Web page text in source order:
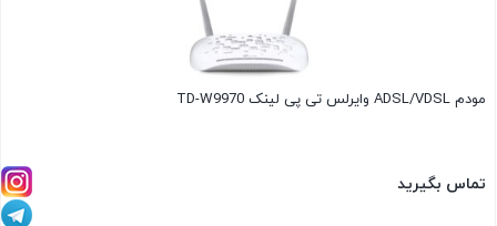
مودم ADSL/VDSL وایرلس تی پی لینک TD-W9970
تماس بگیرید